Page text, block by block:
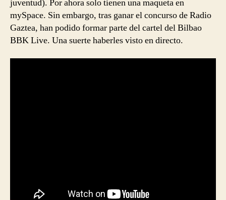
juventud). Por ahora solo tienen una maqueta en
mySpace. Sin embargo, tras ganar el concurso de Radio
Gaztea, han podido formar parte del cartel del Bilbao
BBK Live. Una suerte haberles visto en directo.